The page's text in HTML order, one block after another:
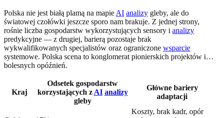
Polska nie jest białą plamą na mapie AI analizy gleby, ale do
światowej czołówki jeszcze sporo nam brakuje. Z jednej strony,
rośnie liczba gospodarstw wykorzystujących sensory i analizy
predykcyjne — z drugiej, barierą pozostaje brak
wykwalifikowanych specjalistów oraz ograniczone wsparcie
systemowe. Polska scena to konglomerat pionierskich projektów i…
bolesnych opóźnień.
Kraj
Odsetek gospodarstw
korzystających z AI analizy
gleby
Główne bariery
adaptacji
Koszty, brak kadr, opór